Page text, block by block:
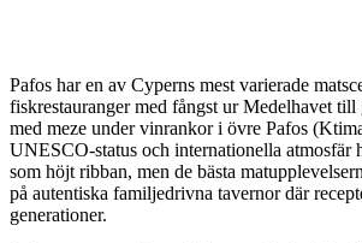
Pafos har en av Cyperns mest varierade
fiskrestauranger med fångst ur Medelhavet
med meze under vinrankor i övre Pafos
UNESCO-status och internationella atmosfär
som höjt ribban, men de bästa
på autentiska familjedrivna tavernor där
generationer.